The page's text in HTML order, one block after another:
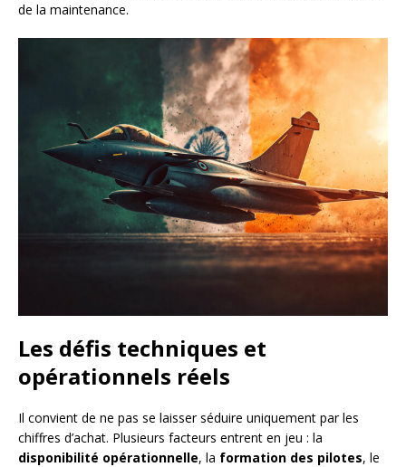
de la maintenance.
Les défis techniques et
opérationnels réels
Il convient de ne pas se laisser séduire uniquement par les
chiffres d’achat. Plusieurs facteurs entrent en jeu : la
disponibilité opérationnelle, la formation des pilotes, le